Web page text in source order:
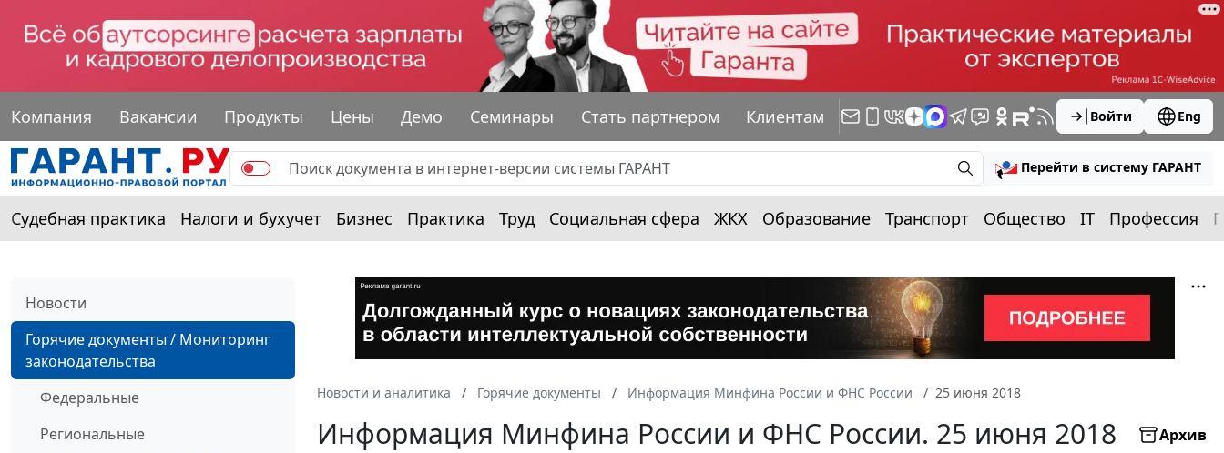
Компания Вакансии Продукты Цены Демо Семинары Стать партнером Клиентам Войти Eng
Перейти в систему ГАРАНТ
Судебная практика Налоги и бухучет Бизнес Практика Труд Социальная сфера ЖКХ Образование Транспорт Общество IT Профессия
Новости
Горячие документы / Мониторинг
законодательства
Федеральные
Региональные
Новости и аналитика Горячие документы Информация Минфина России и ФНС России 25 июня 2018
Информация Минфина России и ФНС России. 25 июня 2018
Архив